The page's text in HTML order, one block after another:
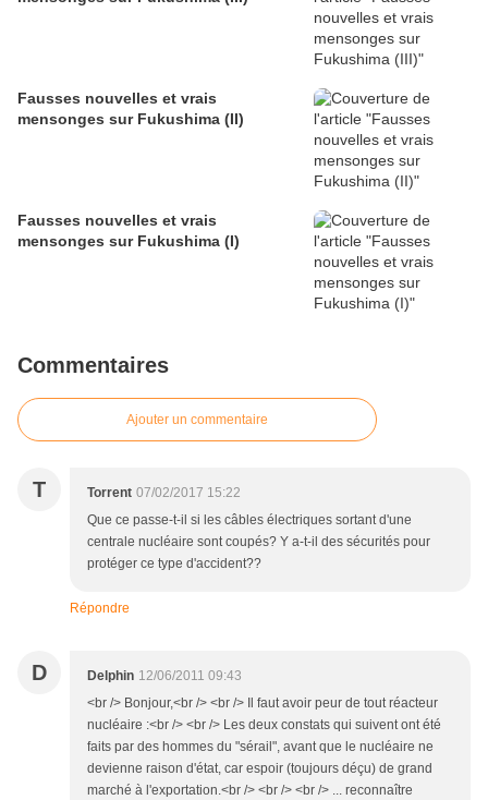
Fausses nouvelles et vrais
mensonges sur Fukushima (II)
Fausses nouvelles et vrais
mensonges sur Fukushima (I)
Commentaires
Ajouter un commentaire
T Torrent 07/02/2017 15:22
Que ce passe-t-il si les câbles électriques sortant d'une
centrale nucléaire sont coupés? Y a-t-il des sécurités pour
protéger ce type d'accident??
Répondre
D Delphin 12/06/2011 09:43
<br /> Bonjour,<br /> <br /> Il faut avoir peur de tout réacteur
nucléaire :<br /> <br /> Les deux constats qui suivent ont été
faits par des hommes du "sérail", avant que le nucléaire ne
devienne raison d'état, car espoir (toujours déçu) de grand
marché à l'exportation.<br /> <br /> <br /> ... reconnaître